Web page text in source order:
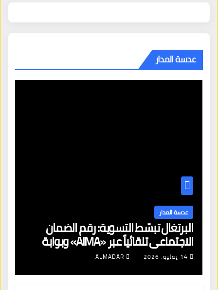
عدسة المدار
عدسة المدار
البرتغال تبسّط التسوية: رقم الضمان
الاجتماعي تلقائياً عبر «AIMA» وبوابة
جديدة لتجديد الإقامات
14 يوليو، 2026 ALMADAR